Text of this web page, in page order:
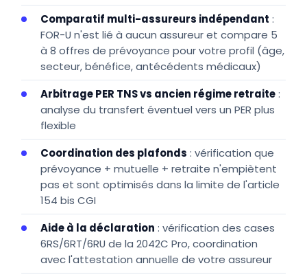
Comparatif multi-assureurs indépendant :
FOR-U n'est lié à aucun assureur et compare 5
à 8 offres de prévoyance pour votre profil (âge,
secteur, bénéfice, antécédents médicaux)
Arbitrage PER TNS vs ancien régime retraite:
analyse du transfert éventuel vers un PER plus
flexible
Coordination des plafonds : vérification que
prévoyance + mutuelle + retraite n'empiètent
pas et sont optimisés dans la limite de l'article
154 bis CGI
Aide à la déclaration : vérification des cases
6RS/6RT/6RU de la 2042C Pro, coordination
avec l'attestation annuelle de votre assureur